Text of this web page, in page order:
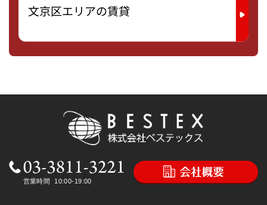
文京区エリアの賃貸